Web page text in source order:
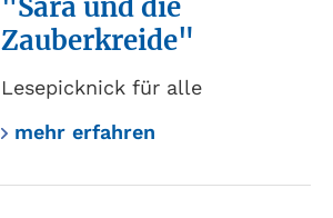
"Sara und die
Zauberkreide"
Lesepicknick für alle
mehr erfahren